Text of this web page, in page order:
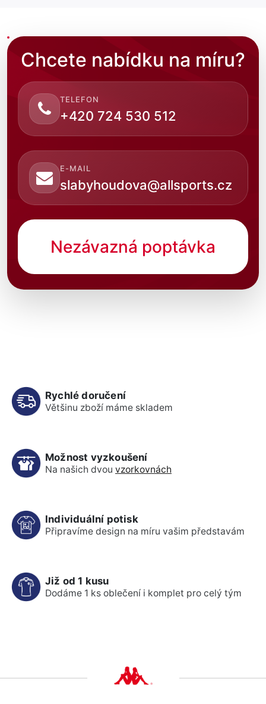
Chcete nabídku na míru?
TELEFON
+420 724 530 512
E-MAIL
slabyhoudova@allsports.cz
Nezávazná poptávka
Rychlé doručení
Většinu zboží máme skladem
Možnost vyzkoušení
Na našich dvou vzorkovnách
Individuální potisk
Připravíme design na míru vašim představám
Již od 1 kusu
Dodáme 1 ks oblečení i komplet pro celý tým